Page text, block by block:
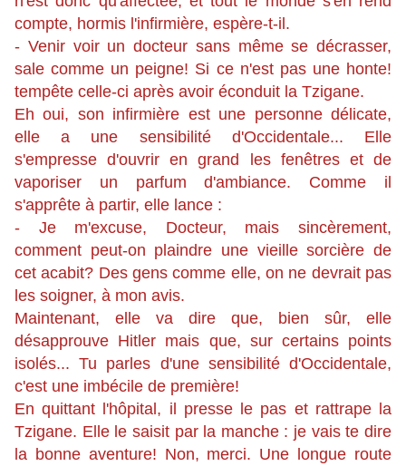
compte, hormis l'infirmière, espère-t-il.
- Venir voir un docteur sans même se décrasser,
sale comme un peigne! Si ce n'est pas une honte!
tempête celle-ci après avoir éconduit la Tzigane.
Eh oui, son infirmière est une personne délicate,
elle a une sensibilité d'Occidentale... Elle
s'empresse d'ouvrir en grand les fenêtres et de
vaporiser un parfum d'ambiance. Comme il
s'apprête à partir, elle lance :
- Je m'excuse, Docteur, mais sincèrement,
comment peut-on plaindre une vieille sorcière de
cet acabit? Des gens comme elle, on ne devrait pas
les soigner, à mon avis.
Maintenant, elle va dire que, bien sûr, elle
désapprouve Hitler mais que, sur certains points
isolés... Tu parles d'une sensibilité d'Occidentale,
c'est une imbécile de première!
En quittant l'hôpital, il presse le pas et rattrape la
Tzigane. Elle le saisit par la manche : je vais te dire
la bonne aventure! Non, merci. Une longue route